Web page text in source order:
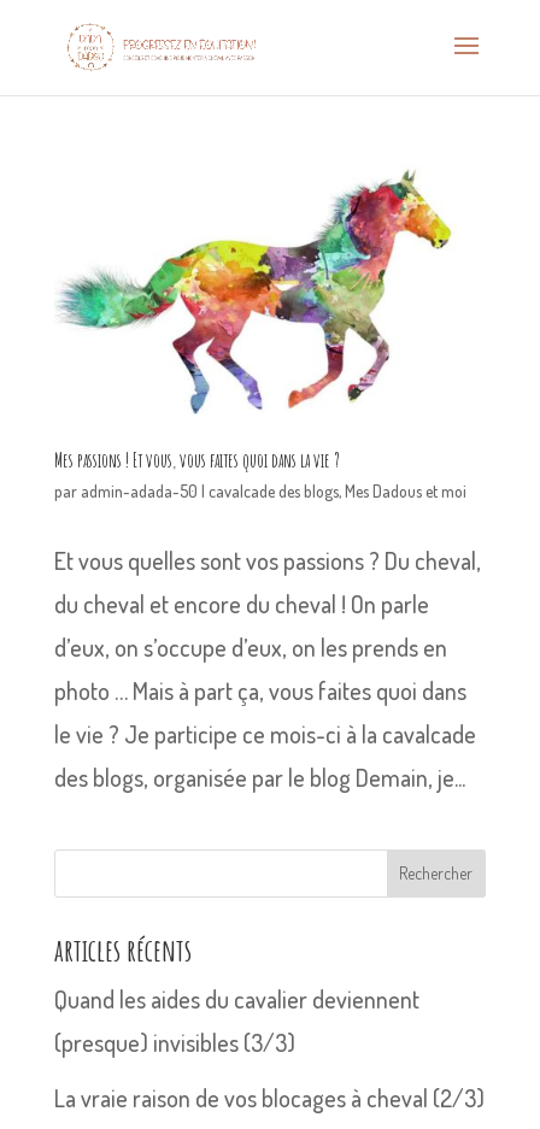
Mes passions ! Et vous, vous faites quoi dans la vie ?
par admin-adada-50 | cavalcade des blogs,Mes Dadous et moi
Et vous quelles sont vos passions ? Du cheval,
du cheval et encore du cheval ! On parle
d’eux, on s’occupe d’eux, on les prends en
photo … Mais à part ça, vous faites quoi dans
le vie ? Je participe ce mois-ci à la cavalcade
des blogs, organisée par le blog Demain, je...
Rechercher
articles récents
Quand les aides du cavalier deviennent
(presque) invisibles (3/3)
La vraie raison de vos blocages à cheval (2/3)